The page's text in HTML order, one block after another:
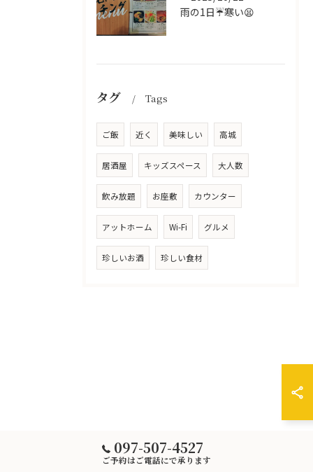
雨の1日☔寒い😫
タグ Tags
ご飯 近く 美味しい 高城
居酒屋 キッズスペース 大人数
飲み放題 お座敷 カウンター
アットホーム Wi-Fi グルメ
珍しいお酒 珍しい食材
097-507-4527
ご予約はご電話にで承ります